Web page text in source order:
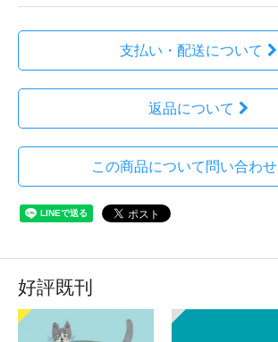
支払い・配送について
返品について
この商品について問い合わ
好評既刊